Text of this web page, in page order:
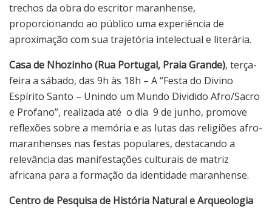
trechos da obra do escritor maranhense,
proporcionando ao público uma experiência de
aproximação com sua trajetória intelectual e literária.
Casa de Nhozinho (Rua Portugal, Praia Grande), terça-
feira a sábado, das 9h às 18h – A “Festa do Divino
Espírito Santo – Unindo um Mundo Dividido Afro/Sacro
e Profano”, realizada até o dia 9 de junho, promove
reflexões sobre a memória e as lutas das religiões afro-
maranhenses nas festas populares, destacando a
relevância das manifestações culturais de matriz
africana para a formação da identidade maranhense.
Centro de Pesquisa de História Natural e Arqueologia